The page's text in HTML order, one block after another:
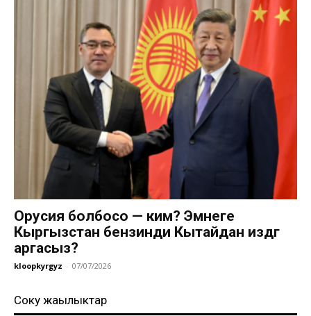
Орусия болбосо — ким? Эмнеге
Кыргызстан бензинди Кытайдан издөөгө
аргасыз?
kloopkyrgyz - 07/07/2026
Соңку жаңылыктар